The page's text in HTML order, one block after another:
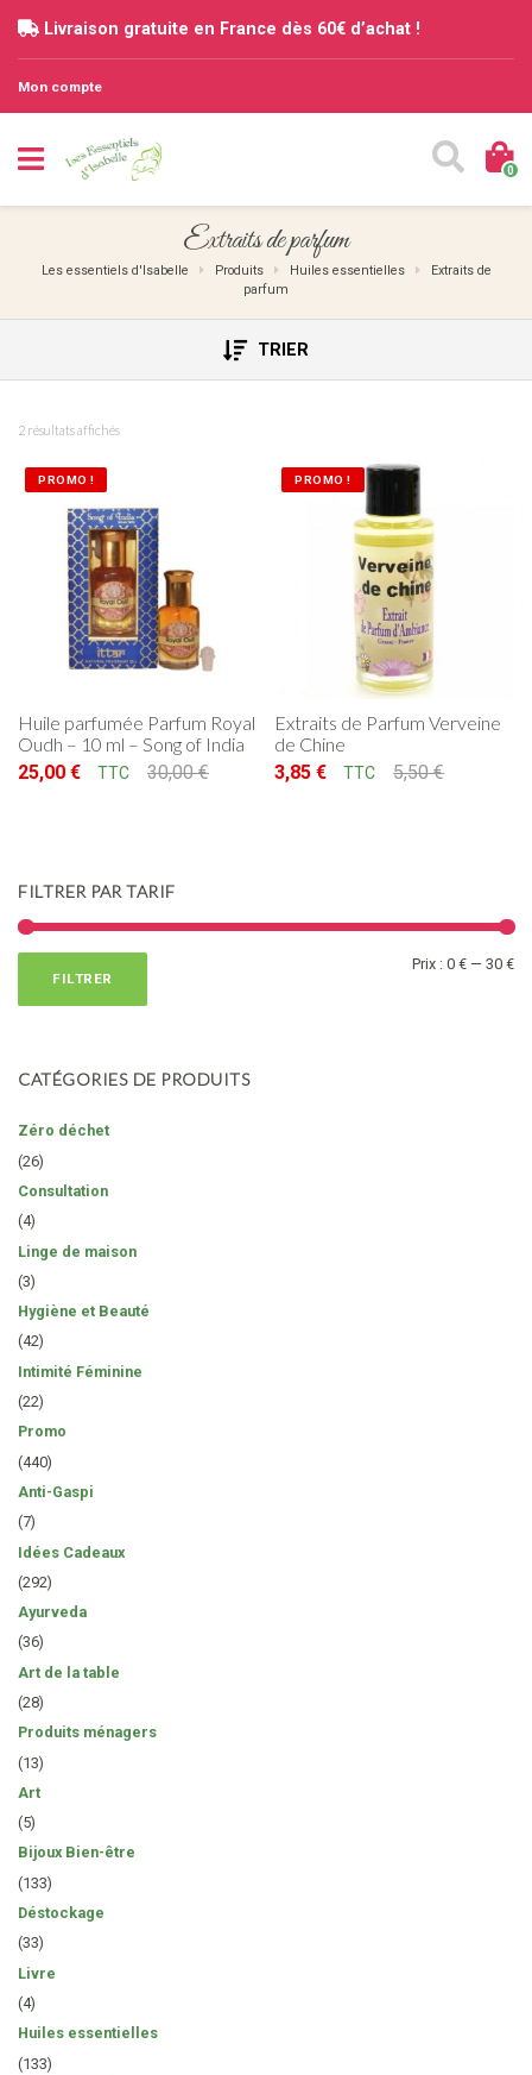
Livraison gratuite en France dès 60€ d’achat !
Mon compte
0
Extraits de parfum
Les essentiels d'Isabelle Produits Huiles essentielles
Extraits de
parfum
TRIER
2 résultats affichés
PROMO !
Huile parfumée Parfum Royal
Oudh – 10 ml – Song of India
30,00€
Le prix initial était : 30,00 €.
25,00 €
Le prix actuel est : 25,00 €.
TTC
PROMO !
Extraits de Parfum Verveine
de Chine
5,50€
Le prix initial était : 5,50 €.
3,85€
Le prix actuel est : 3,85 €.
TTC
FILTRER PAR TARIF
FILTRER
Prix : 0 € — 30 €
CATÉGORIES DE PRODUITS
Zéro déchet
(26)
Consultation
(4)
Linge de maison
(3)
Hygiène et Beauté
(42)
Intimité Féminine
(22)
Promo
(440)
Anti-Gaspi
(7)
Idées Cadeaux
(292)
Ayurveda
(36)
Art de la table
(28)
Produits ménagers
(13)
Art
(5)
Bijoux Bien-être
(133)
Déstockage
(33)
Livre
(4)
Huiles essentielles
(133)